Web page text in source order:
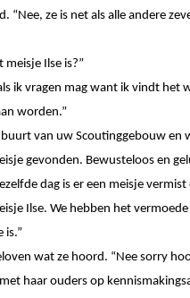
“Nee, ze is net als alle andere
meisje Ilse is?”
ik vragen mag want ik vindt het
worden.”
van uw Scoutinggebouw en
gevonden. Bewusteloos en
dag is er een meisje vermist
Ilse. We hebben het
is.”
wat ze hoord. “Nee sorry
haar ouders op